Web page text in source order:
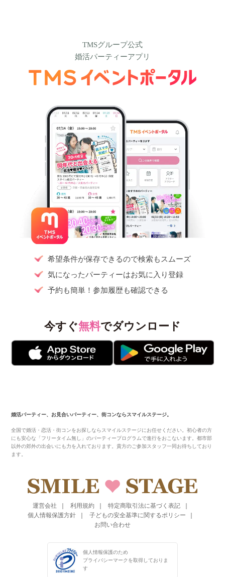
TMSグループ公式
婚活パーティーアプリ
希望条件が保存できるので検索もスムーズ
気になったパーティーはお気に入り登録
予約も簡単！参加履歴も確認できる
今すぐ無料でダウンロード
婚活パーティー、お見合いパーティー、街コンならスマイルステージ。
全国で婚活・恋活・街コンをお探しならスマイルステージにお任せください。初心者の方
にも安心な「フリータイム無し」のパーティープログラムで進行をおこないます。都市部
以外の郊外の出会いにも力を入れております。貴方のご参加スタッフ一同お待ちしており
ます。
運営会社 利用規約
特定商取引法に基づく表記
個人情報保護方針
子どもの安全基準に関するポリシー
お問い合わせ
個人情報保護のため
プライバシーマークを取得しておりま
す